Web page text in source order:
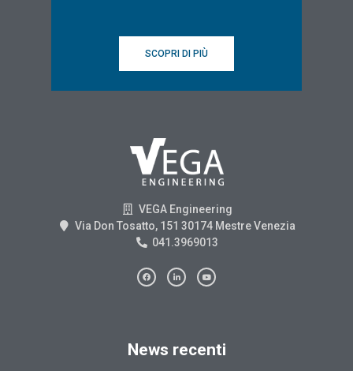
SCOPRI DI PIÙ
VEGA Engineering
Via Don Tosatto, 151 30174 Mestre Venezia
041.3969013
News recenti